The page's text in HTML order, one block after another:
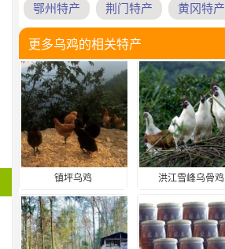
鄂州特产 荆门特产 黄冈特产
更多乌鸡的相关特产
镇坪乌鸡 洪江雪峰乌骨鸡